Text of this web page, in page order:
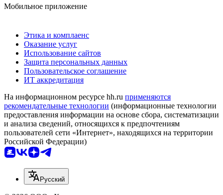
Мобильное приложение
Этика и комплаенс
Оказание услуг
Использование сайтов
Защита персональных данных
Пользовательское соглашение
ИТ аккредитация
На информационном ресурсе hh.ru применяются
рекомендательные технологии (информационные технологии
предоставления информации на основе сбора, систематизации
и анализа сведений, относящихся к предпочтениям
пользователей сети «Интернет», находящихся на территории
Российской Федерации)
Русский